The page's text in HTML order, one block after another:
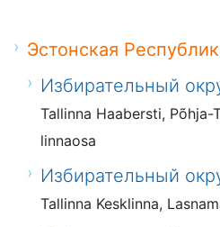
Эстонская
Избирательный
Tallinna Haabersti, Põhja-
linnaosa
Избирательный
Tallinna Kesklinna,